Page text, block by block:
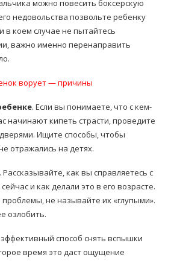
можно повесить боксерскую
недовольства позвольте ребенку
в коем случае не пытайтесь
важно именно перенаправить
ворует — причины
. Если вы понимаете, что с кем-
начинают кипеть страсти, проведите
Ищите способы, чтобы
отражались на детях.
. Рассказывайте, как вы справляетесь с
и как делали это в его возрасте.
не называйте их «глупыми».
озлобить.
способ снять вспышки
время это даст ощущение